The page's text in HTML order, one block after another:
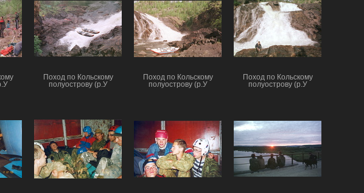
Поход по Кольскому
полуострову (р.У
Поход по Кольскому
полуострову (р.У
Поход по Кольскому
полуострову (р.У